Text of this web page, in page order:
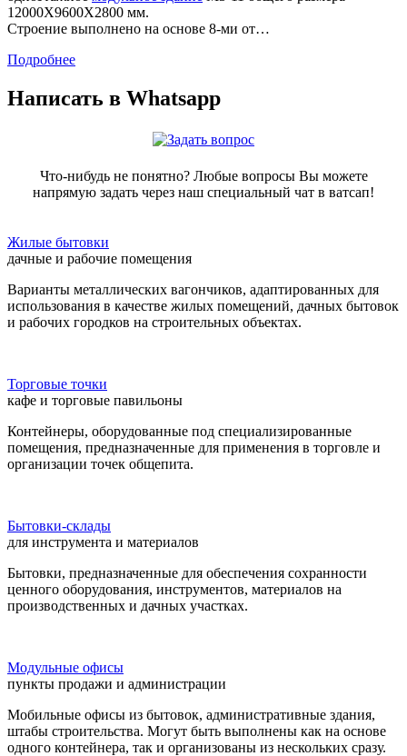
12000X9600X2800 мм.
Строение выполнено на основе 8-ми от…
Подробнее
Написать в Whatsapp
Что-нибудь не понятно? Любые вопросы Вы можете
напрямую задать через наш специальный чат в ватсап!
Жилые бытовки
дачные и рабочие помещения
Варианты металлических вагончиков, адаптированных для
использования в качестве жилых помещений, дачных бытовок
и рабочих городков на строительных объектах.
Торговые точки
кафе и торговые павильоны
Контейнеры, оборудованные под специализированные
помещения, предназначенные для применения в торговле и
организации точек общепита.
Бытовки-склады
для инструмента и материалов
Бытовки, предназначенные для обеспечения сохранности
ценного оборудования, инструментов, материалов на
производственных и дачных участках.
Модульные офисы
пункты продажи и администрации
Мобильные офисы из бытовок, административные здания,
штабы строительства. Могут быть выполнены как на основе
одного контейнера, так и организованы из нескольких сразу.